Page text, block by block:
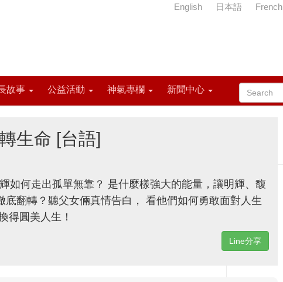
故事 公益活動 神氣專欄 新聞中心
English 日本語 French
生命 [台語]
如何走出孤單無靠？ 是什麼樣強大的能量，讓明輝、馥
翻轉？聽父女倆真情告白， 看他們如何勇敢面對人生
得圓美人生！
Line分享